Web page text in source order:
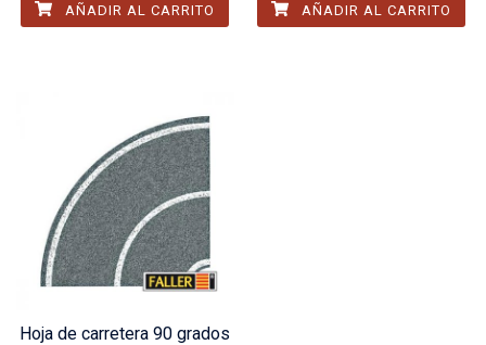
AÑADIR AL CARRITO AÑADIR AL CARRITO
Hoja de carretera 90 grados